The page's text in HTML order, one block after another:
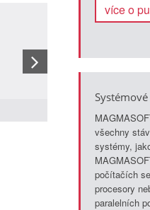
Recommended
transmitted to third party
více o
všechny
systémy,
počítačích
procesory
paralelních